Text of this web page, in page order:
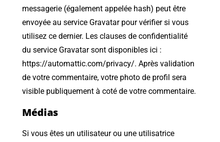
messagerie (également appelée hash) peut être
envoyée au service Gravatar pour vérifier si vous
utilisez ce dernier. Les clauses de confidentialité
du service Gravatar sont disponibles ici :
https://automattic.com/privacy/. Après validation
de votre commentaire, votre photo de profil sera
visible publiquement à coté de votre commentaire.
Médias
Si vous êtes un utilisateur ou une utilisatrice